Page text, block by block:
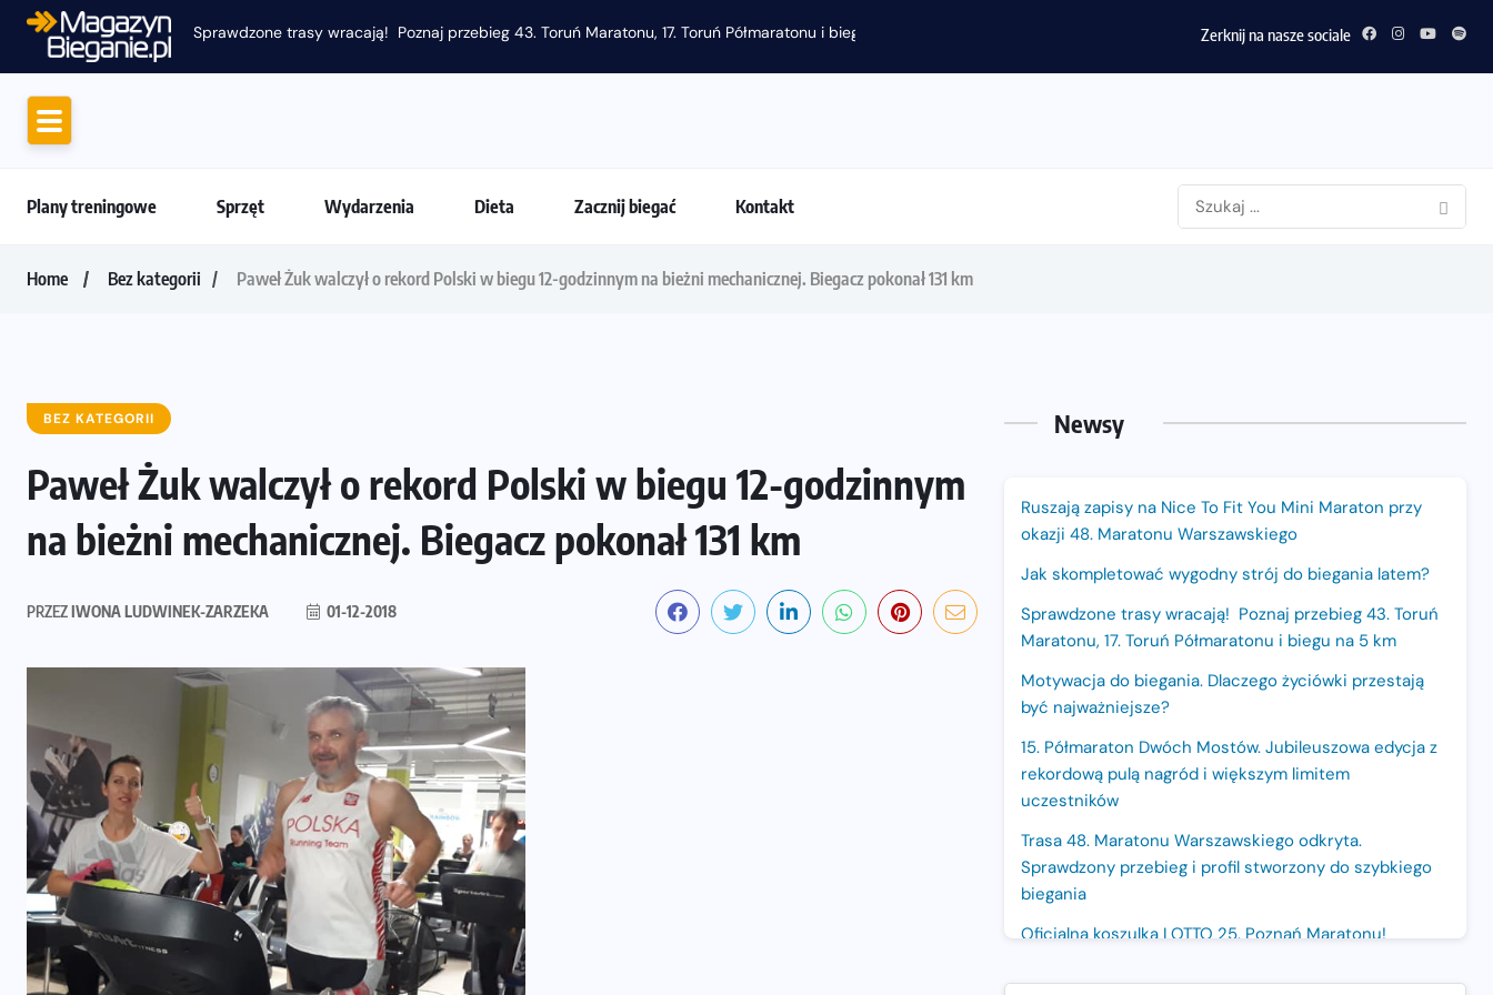
Motywacja do biegania. Dlaczego życiówki
Zerknij na nasze sociale
Plany treningowe Sprzęt Wydarzenia Dieta Zacznij biegać Kontakt
Home Bez kategorii Paweł Żuk walczył o rekord Polski w biegu 12-godzinnym na bieżni mechanicznej. Biegacz pokonał 131 km
BEZ KATEGORII
Paweł Żuk walczył o rekord Polski w biegu 12-godzinnym
na bieżni mechanicznej. Biegacz pokonał 131 km
PRZEZIWONA LUDWINEK-ZARZEKA 01-12-2018
Newsy
Ruszają zapisy na Nice To Fit You Mini Maraton przy
okazji 48. Maratonu Warszawskiego
Jak skompletować wygodny strój do biegania latem?
Sprawdzone trasy wracają! Poznaj przebieg 43. Toruń
Maratonu, 17. Toruń Półmaratonu i biegu na 5 km
Motywacja do biegania. Dlaczego życiówki przestają
być najważniejsze?
15. Półmaraton Dwóch Mostów. Jubileuszowa edycja z
rekordową pulą nagród i większym limitem
uczestników
Trasa 48. Maratonu Warszawskiego odkryta.
Sprawdzony przebieg i profil stworzony do szybkiego
biegania
Oficjalna koszulka LOTTO 25. Poznań Maratonu!